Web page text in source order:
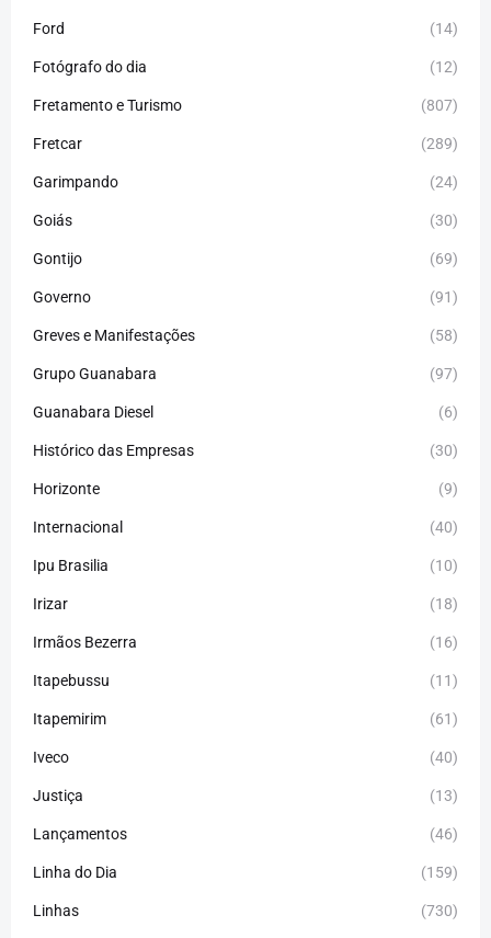
Ford (14)
Fotógrafo do dia (12)
Fretamento e Turismo (807)
Fretcar (289)
Garimpando (24)
Goiás (30)
Gontijo (69)
Governo (91)
Greves e Manifestações (58)
Grupo Guanabara (97)
Guanabara Diesel (6)
Histórico das Empresas (30)
Horizonte (9)
Internacional (40)
Ipu Brasilia (10)
Irizar (18)
Irmãos Bezerra (16)
Itapebussu (11)
Itapemirim (61)
Iveco (40)
Justiça (13)
Lançamentos (46)
Linha do Dia (159)
Linhas (730)